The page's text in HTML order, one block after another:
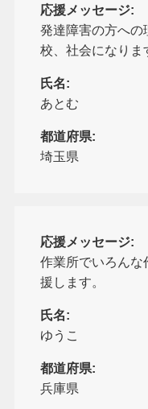
応援メッセージ:
発達障害の方への
校、社会になりま
氏名:
あとむ
都道府県:
埼玉県
応援メッセージ:
作業所でいろんな
援します。
氏名:
ゆうこ
都道府県:
兵庫県